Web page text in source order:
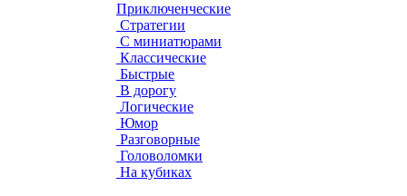
Приключенческие
Стратегии
С миниатюрами
Классические
Быстрые
В дорогу
Логические
Юмор
Разговорные
Головоломки
На кубиках